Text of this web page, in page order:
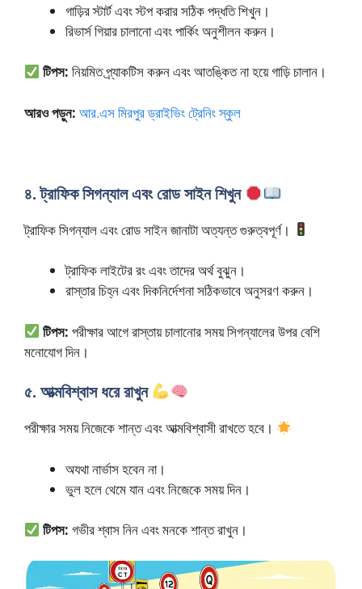
গাড়ির স্টার্ট এবং স্টপ করার সঠিক পদ্ধতি শিখুন।
রিভার্স গিয়ার চালানো এবং পার্কিং অনুশীলন করুন।
টিপস: নিয়মিত প্র্যাকটিস করুন এবং আতঙ্কিত না হয়ে গাড়ি চালান।
আরও পড়ুন: আর.এস মিরপুর ড্রাইভিং ট্রেনিং স্কুল
৪. ট্রাফিক সিগন্যাল এবং রোড সাইন শিখুন
ট্রাফিক সিগন্যাল এবং রোড সাইন জানাটা অত্যন্ত গুরুত্বপূর্ণ।
ট্রাফিক লাইটের রং এবং তাদের অর্থ বুঝুন।
রাস্তার চিহ্ন এবং দিকনির্দেশনা সঠিকভাবে অনুসরণ করুন।
টিপস: পরীক্ষার আগে রাস্তায় চালানোর সময় সিগন্যালের উপর বেশি
মনোযোগ দিন।
৫. আত্মবিশ্বাস ধরে রাখুন
পরীক্ষার সময় নিজেকে শান্ত এবং আত্মবিশ্বাসী রাখতে হবে।
অযথা নার্ভাস হবেন না।
ভুল হলে থেমে যান এবং নিজেকে সময় দিন।
টিপস: গভীর শ্বাস নিন এবং মনকে শান্ত রাখুন।